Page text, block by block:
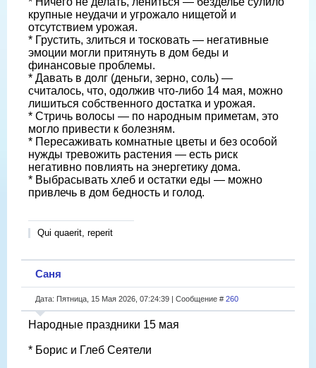
крупные неудачи и угрожало нищетой и
отсутствием урожая.
* Грустить, злиться и тосковать — негативные
эмоции могли притянуть в дом беды и
финансовые проблемы.
* Давать в долг (деньги, зерно, соль) —
считалось, что, одолжив что-либо 14 мая, можно
лишиться собственного достатка и урожая.
* Стричь волосы — по народным приметам, это
могло привести к болезням.
* Пересаживать комнатные цветы и без особой
нужды тревожить растения — есть риск
негативно повлиять на энергетику дома.
* Выбрасывать хлеб и остатки еды — можно
привлечь в дом бедность и голод.
Qui quaerit, reperit
Саня
Дата: Пятница, 15 Мая 2026, 07:24:39 | Сообщение # 260
Народные праздники 15 мая
* Борис и Глеб Сеятели